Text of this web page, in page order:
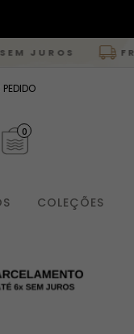
FRETE
0
COLEÇÕES